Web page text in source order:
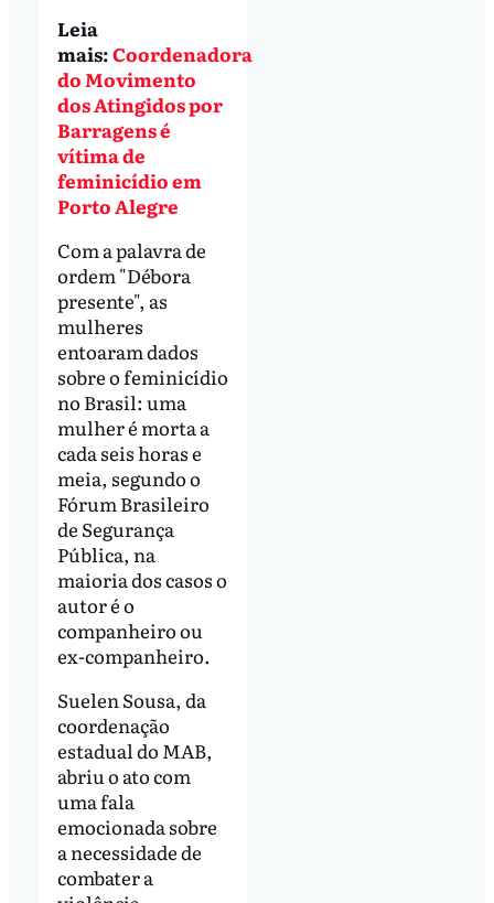
Leia
mais:Coordenadora
do Movimento
dos Atingidos por
Barragens é
vítima de
feminicídio em
Porto Alegre
Com a palavra de
ordem "Débora
presente", as
mulheres
entoaram dados
sobre o feminicídio
no Brasil: uma
mulher é morta a
cada seis horas e
meia, segundo o
Fórum Brasileiro
de Segurança
Pública, na
maioria dos casos o
autor é o
companheiro ou
ex-companheiro.
Suelen Sousa, da
coordenação
estadual do MAB,
abriu o ato com
uma fala
emocionada sobre
a necessidade de
combater a